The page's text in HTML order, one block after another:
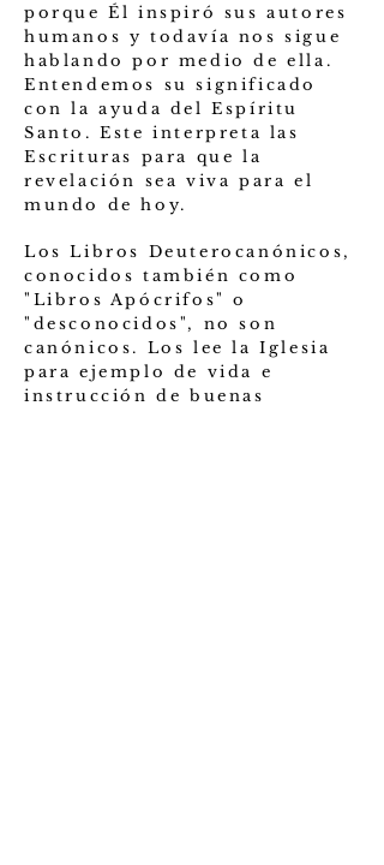
porque Él inspiró sus autores
humanos y todavía nos sigue
hablando por medio de ella.
Entendemos su significado
con la ayuda del Espíritu
Santo. Este interpreta las
Escrituras para que la
revelación sea viva para el
mundo de hoy.
Los Libros Deuterocanónicos,
conocidos también como
"Libros Apócrifos" o
"desconocidos", no son
canónicos. Los lee la Iglesia
para ejemplo de vida e
instrucción de buenas